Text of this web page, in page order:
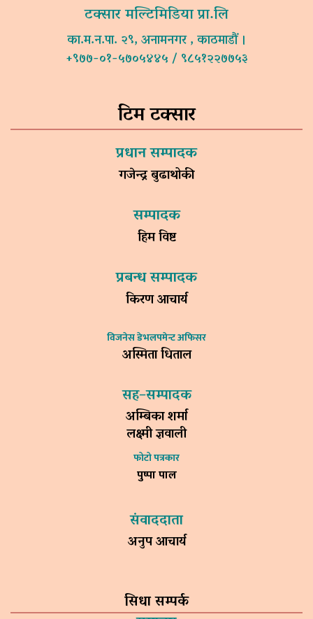
टक्सार मल्टिमिडिया प्रा.लि
का.म.न.पा. २९, अनामनगर , काठमाडौं ।
+९७७-०१-५७०५४४५ / ९८५१२२७७५३
टिम टक्सार
प्रधान सम्पादक
गजेन्द्र बुढाथोकी
सम्पादक
हिम विष्ट
प्रबन्ध सम्पादक
किरण आचार्य
विजनेस डेभलपमेन्ट अफिसर
अस्मिता धिताल
सह–सम्पादक
अम्बिका शर्मा
लक्ष्मी ज्ञवाली
फोटो पत्रकार
पुष्पा पाल
संवाददाता
अनुप आचार्य
सिधा सम्पर्क